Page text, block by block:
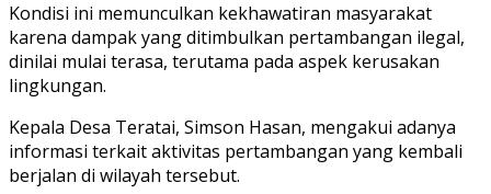
Kondisi ini memunculkan kekhawatiran masyarakat
karena dampak yang ditimbulkan pertambangan ilegal,
dinilai mulai terasa, terutama pada aspek kerusakan
lingkungan.
Kepala Desa Teratai, Simson Hasan, mengakui adanya
informasi terkait aktivitas pertambangan yang kembali
berjalan di wilayah tersebut.